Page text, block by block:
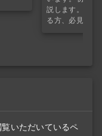
説します。ソド
る方、必見です
いただいているペ